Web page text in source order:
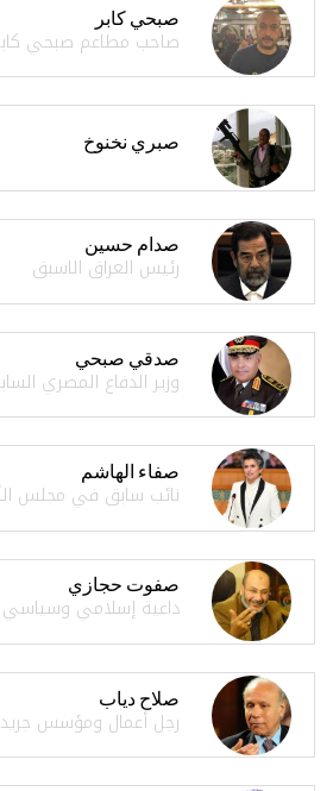
صبحي كابر
صاحب مطاعم صبحي
صبري نخنوخ
صدام حسين
رئيس العراق الاسبق
صدقي صبحي
وزير الدفاع المصري
صفاء الهاشم
نائب سابق في مجلس
صفوت حجازي
داعية إسلامي
صلاح دياب
رجل أعمال ومؤسس